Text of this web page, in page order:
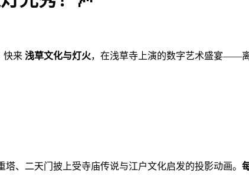
快来 浅草文化与灯火，在浅草寺上演的数字艺术盛宴——
、二天门披上受寺庙传说与江户文化启发的投影动画。